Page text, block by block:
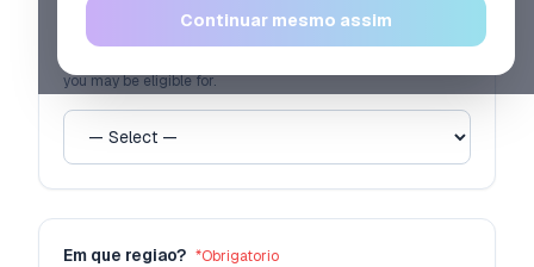
Continuar mesmo assim
Em que pais da UE reside (ou deseja estabelecer-
se)?
you may be eligible for.
Em que regiao? *Obrigatorio